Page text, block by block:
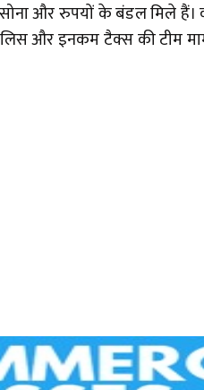
और रुपयों के बंडल मिले
और इनकम टैक्स की टीम